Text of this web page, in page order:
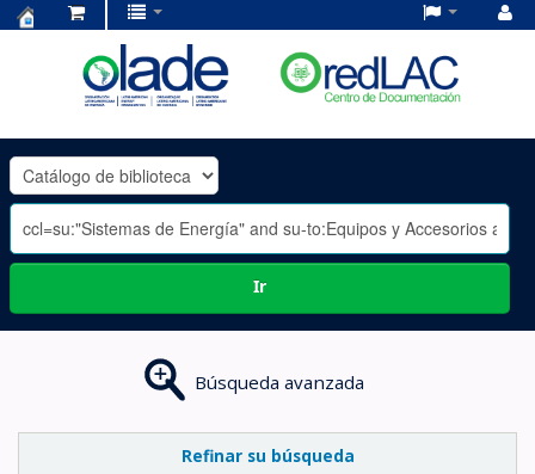
OLADE
-
Ir
Búsqueda avanzada
Refinar su búsqueda